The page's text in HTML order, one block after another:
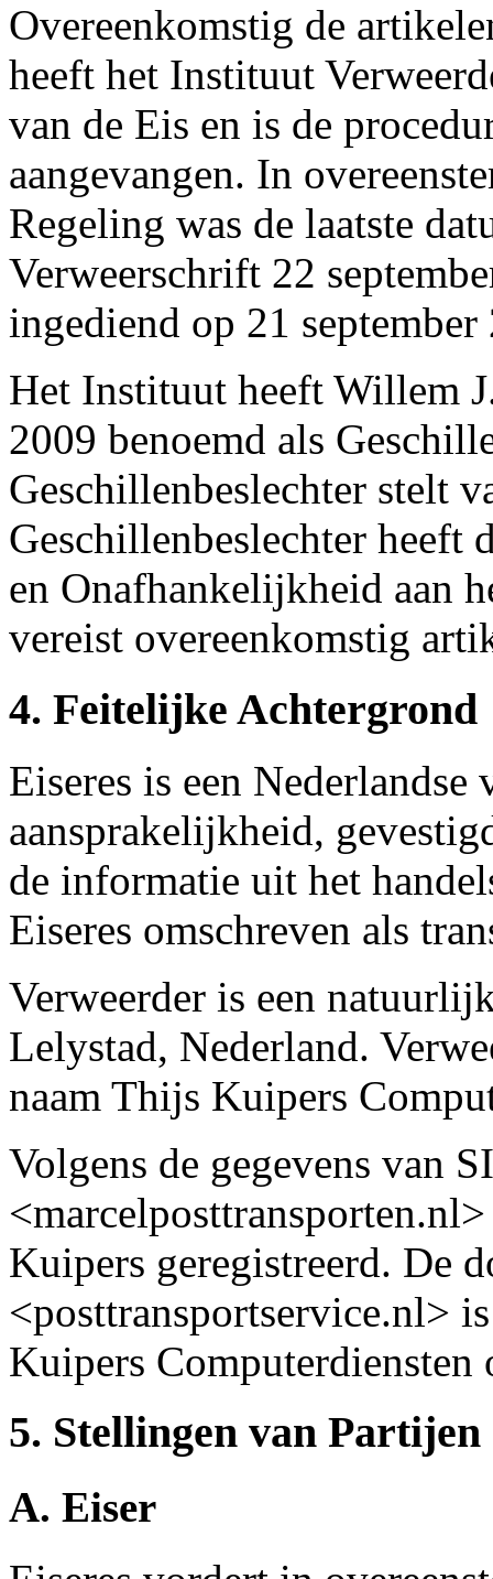
Overeenkomstig de
heeft het Instituut
van de Eis en is de
aangevangen. In
Regeling was de laatste
Verweerschrift 22
ingediend op 21 september
Het Instituut heeft Willem
2009 benoemd als
Geschillenbeslechter stelt
Geschillenbeslechter
en Onafhankelijkheid aan
vereist overeenkomstig
4. Feitelijke Achtergrond
Eiseres is een
aansprakelijkheid,
de informatie uit het
Eiseres omschreven als
Verweerder is een
Lelystad, Nederland.
naam Thijs Kuipers
Volgens de gegevens van
Kuipers geregistreerd. De
<posttransportservice.nl>
Kuipers Computerdiensten
5. Stellingen van Partijen
A. Eiser